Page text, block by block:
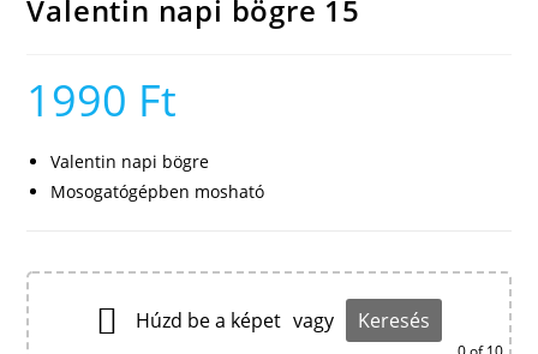
Valentin napi bögre 15
1990 Ft
Valentin napi bögre
Mosogatógépben mosható
Húzd be a képet vagy Keresés